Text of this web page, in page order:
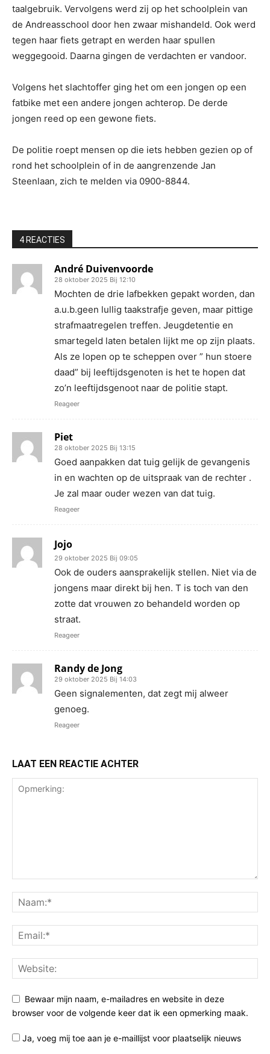
taalgebruik. Vervolgens werd zij op het schoolplein van
de Andreasschool door hen zwaar mishandeld. Ook werd
tegen haar fiets getrapt en werden haar spullen
weggegooid. Daarna gingen de verdachten er vandoor.
Volgens het slachtoffer ging het om een jongen op een
fatbike met een andere jongen achterop. De derde
jongen reed op een gewone fiets.
De politie roept mensen op die iets hebben gezien op of
rond het schoolplein of in de aangrenzende Jan
Steenlaan, zich te melden via 0900-8844.
4 REACTIES
André Duivenvoorde
28 oktober 2025 Bij 12:10
Mochten de drie lafbekken gepakt worden, dan
a.u.b.geen lullig taakstrafje geven, maar pittige
strafmaatregelen treffen. Jeugdetentie en
smartegeld laten betalen lijkt me op zijn plaats.
Als ze lopen op te scheppen over ” hun stoere
daad” bij leeftijdsgenoten is het te hopen dat
zo’n leeftijdsgenoot naar de politie stapt.
Reageer
Piet
28 oktober 2025 Bij 13:15
Goed aanpakken dat tuig gelijk de gevangenis
in en wachten op de uitspraak van de rechter .
Je zal maar ouder wezen van dat tuig.
Reageer
Jojo
29 oktober 2025 Bij 09:05
Ook de ouders aansprakelijk stellen. Niet via de
jongens maar direkt bij hen. T is toch van den
zotte dat vrouwen zo behandeld worden op
straat.
Reageer
Randy de Jong
29 oktober 2025 Bij 14:03
Geen signalementen, dat zegt mij alweer
genoeg.
Reageer
LAAT EEN REACTIE ACHTER
Bewaar mijn naam, e-mailadres en website in deze
browser voor de volgende keer dat ik een opmerking maak.
Ja, voeg mij toe aan je e-maillijst voor plaatselijk nieuws